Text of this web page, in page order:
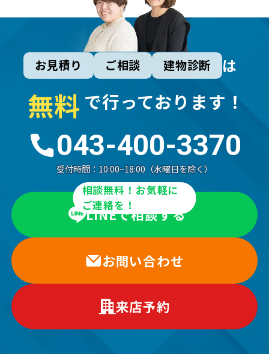
お見積り ご相談 建物診断 は
無料 で行っております！
043-400-3370
受付時間： 10:00~18:00（水曜日を除く）
相談無料！お気軽に
ご連絡を！
LINEで相談する
お問い合わせ
来店予約